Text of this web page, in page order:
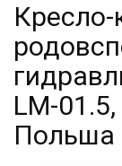
Кресло-
LM-
Польша